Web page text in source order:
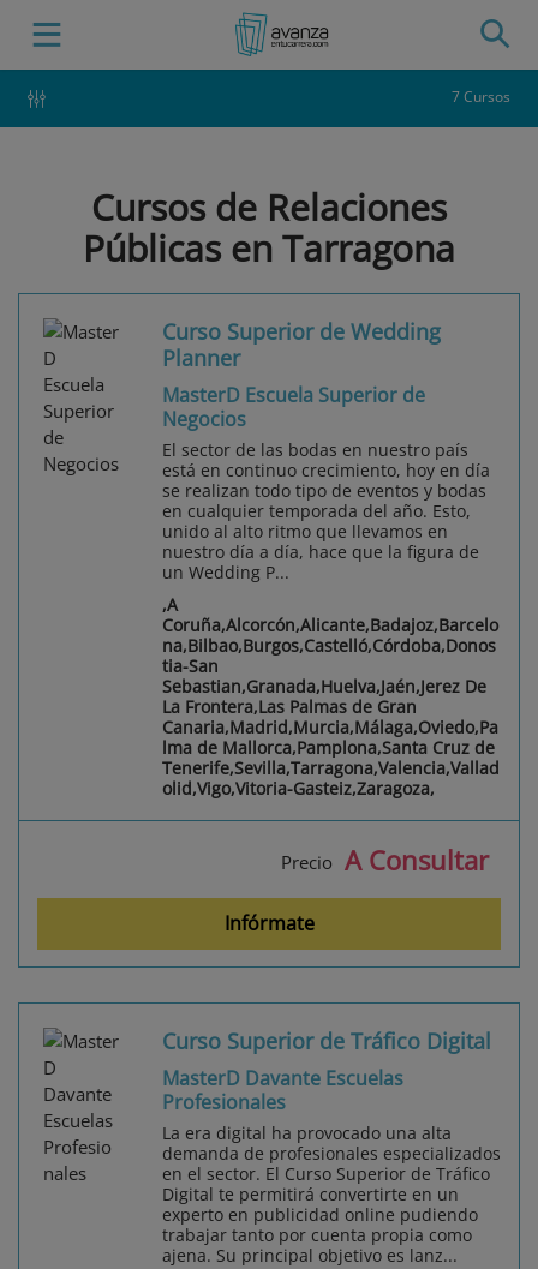
7 Cursos
Cursos de Relaciones
Públicas en Tarragona
Curso Superior de Wedding
Planner
MasterD Escuela Superior de
Negocios
El sector de las bodas en nuestro país
está en continuo crecimiento, hoy en día
se realizan todo tipo de eventos y bodas
en cualquier temporada del año. Esto,
unido al alto ritmo que llevamos en
nuestro día a día, hace que la figura de
un Wedding P...
,A
Coruña,Alcorcón,Alicante,Badajoz,Barcelo
na,Bilbao,Burgos,Castelló,Córdoba,Donos
tia-San
Sebastian,Granada,Huelva,Jaén,Jerez De
La Frontera,Las Palmas de Gran
Canaria,Madrid,Murcia,Málaga,Oviedo,Pa
lma de Mallorca,Pamplona,Santa Cruz de
Tenerife,Sevilla,Tarragona,Valencia,Vallad
olid,Vigo,Vitoria-Gasteiz,Zaragoza,
Precio A Consultar
Infórmate
Curso Superior de Tráfico Digital
MasterD Davante Escuelas
Profesionales
La era digital ha provocado una alta
demanda de profesionales especializados
en el sector. El Curso Superior de Tráfico
Digital te permitirá convertirte en un
experto en publicidad online pudiendo
trabajar tanto por cuenta propia como
ajena. Su principal objetivo es lanz...